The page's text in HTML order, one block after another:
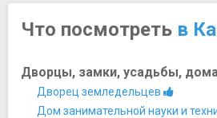
Что посмотреть в
Дворцы, замки, усадьбы, дома
Дворец земледельцев
Дом занимательной науки и